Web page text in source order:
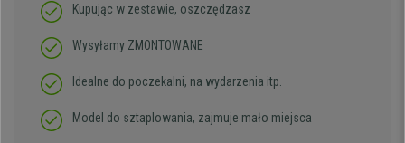
Kupując w zestawie, oszczędzasz
Wysyłamy ZMONTOWANE
Idealne do poczekalni, na wydarzenia itp.
Model do sztaplowania, zajmuje mało miejsca